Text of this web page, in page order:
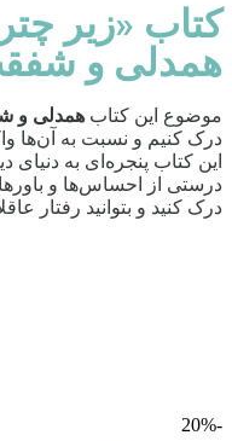
کتاب «زیر
همدلی و
موضوع این کتاب همدلی و
درک کنیم و نسبت به آن‌ها
این کتاب پنجره‌ای به دنیای
درستی از احساس‌ها و
درک کنید و بتوانید رفتار
-20%